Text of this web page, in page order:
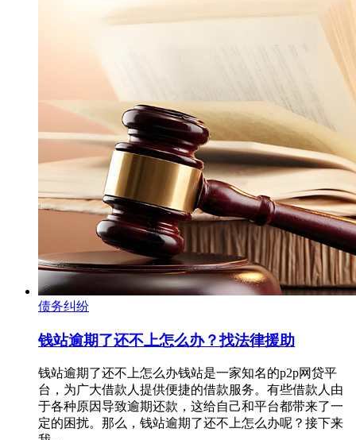
债务纠纷
钱站逾期了还不上怎么办？找法律援助
钱站逾期了还不上怎么办钱站是一家知名的p2p网贷平
台，为广大借款人提供便捷的借款服务。有些借款人由
于各种原因导致逾期还款，这给自己和平台都带来了一
定的困扰。那么，钱站逾期了还不上怎么办呢？接下来